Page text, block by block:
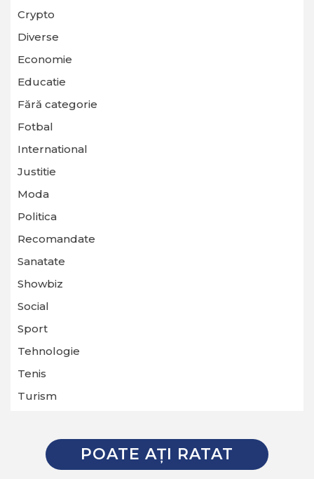
Crypto
Diverse
Economie
Educatie
Fără categorie
Fotbal
International
Justitie
Moda
Politica
Recomandate
Sanatate
Showbiz
Social
Sport
Tehnologie
Tenis
Turism
POATE AŢI RATAT